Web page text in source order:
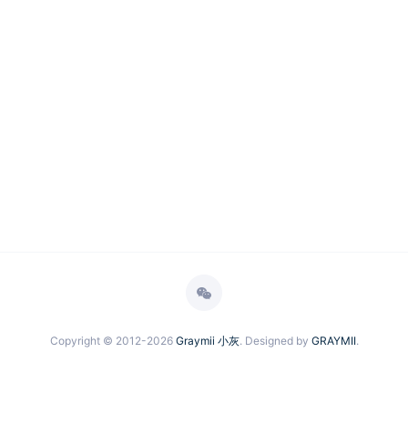
Copyright © 2012-2026 Graymii 小灰. Designed by GRAYMII.